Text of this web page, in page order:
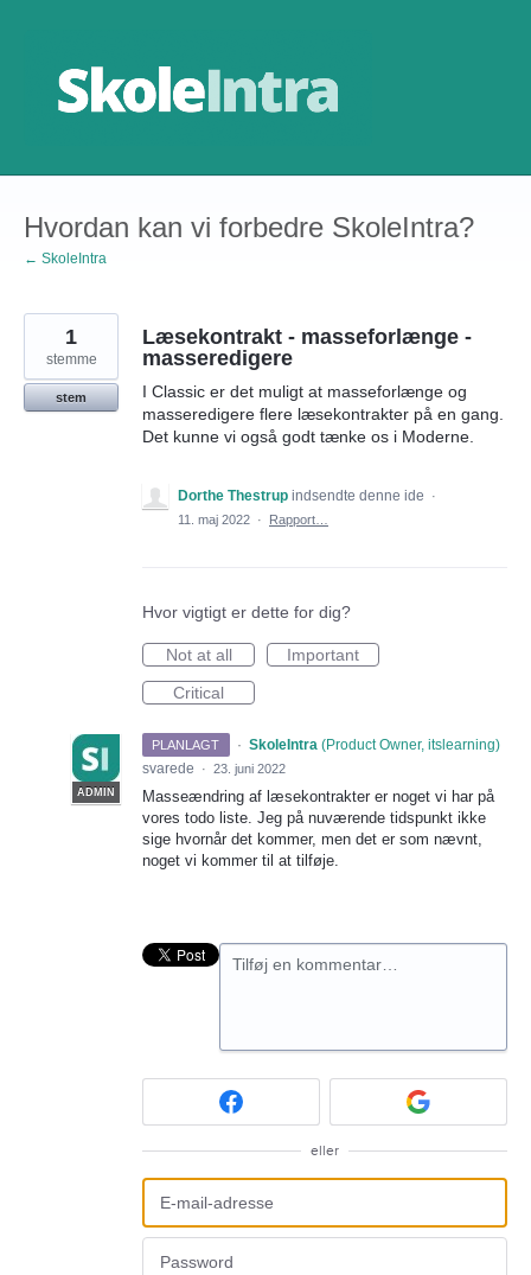
Hvordan kan vi forbedre SkoleIntra?
← SkoleIntra
Læsekontrakt - masseforlænge -
masseredigere
I Classic er det muligt at masseforlænge og
masseredigere flere læsekontrakter på en gang.
Det kunne vi også godt tænke os i Moderne.
1
stemme
stem
Dorthe Thestrup indsendte denne ide
·
11. maj 2022 · Rapport…
Hvor vigtigt er dette for dig?
Not at all
Important
Critical
PLANLAGT ·
ADMIN
SkoleIntra (Product Owner, itslearning)
svarede
· 23. juni 2022
Masseændring af læsekontrakter er noget vi har på
vores todo liste. Jeg på nuværende tidspunkt ikke
sige hvornår det kommer, men det er som nævnt,
noget vi kommer til at tilføje.
Tilføj en kommentar…
eller